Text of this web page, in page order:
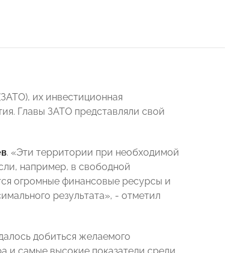
их инвестиционная
Главы ЗАТО представляли свой
. «Эти территории при необходимой
например, в свободной
огромные финансовые ресурсы и
результата», - отметил
добиться желаемого